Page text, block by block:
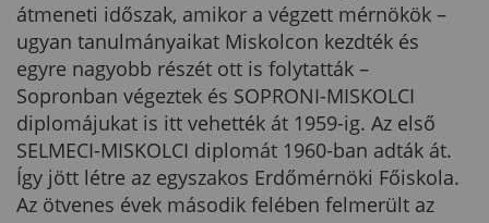
átmeneti időszak, amikor a végzett mérnökök –
ugyan tanulmányaikat Miskolcon kezdték és
egyre nagyobb részét ott is folytatták –
Sopronban végeztek és SOPRONI-MISKOLCI
diplomájukat is itt vehették át 1959-ig. Az első
SELMECI-MISKOLCI diplomát 1960-ban adták át.
Így jött létre az egyszakos Erdőmérnöki Főiskola.
Az ötvenes évek második felében felmerült az